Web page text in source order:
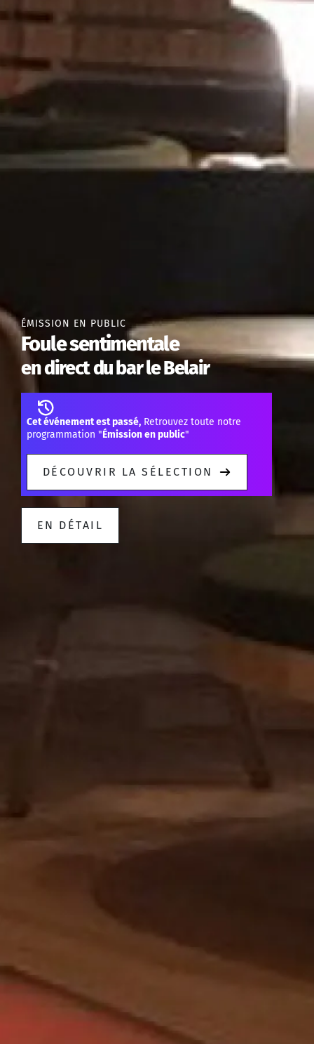
ÉMISSION EN PUBLIC
Foule sentimentale
en direct du bar le Belair
Cet événement est passé, Retrouvez toute notre
programmation "Émission en public"
DÉCOUVRIR LA SÉLECTION
EN DÉTAIL